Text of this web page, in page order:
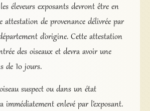
éleveurs exposants devront être en
attestation de provenance délivrée par
d’origine. Cette attestation
des oiseaux et devra avoir une
de 10 jours.
suspect ou dans un état
immédiatement enlevé par l’exposant.